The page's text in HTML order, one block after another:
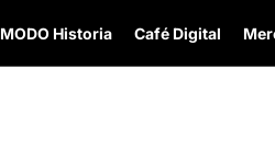
MODO Historia Café Digital